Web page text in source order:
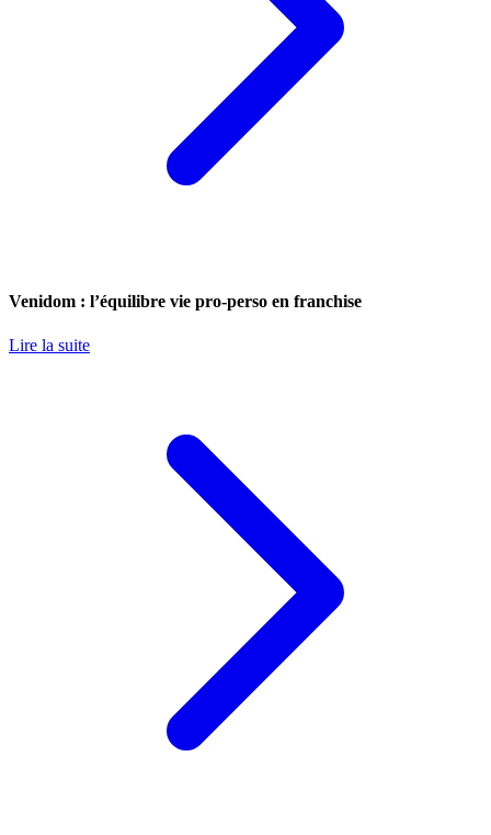
Venidom : l’équilibre vie pro-perso en franchise
Lire la suite